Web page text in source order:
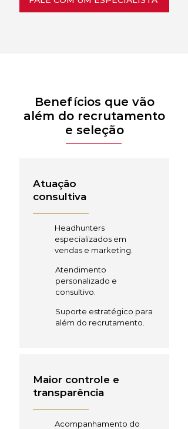
Benefícios que vão
além do recrutamento
e seleção
Atuação
consultiva
Headhunters
especializados em
vendas e marketing.
Atendimento
personalizado e
consultivo.
Suporte estratégico para
além do recrutamento.
Maior controle e
transparência
Acompanhamento do